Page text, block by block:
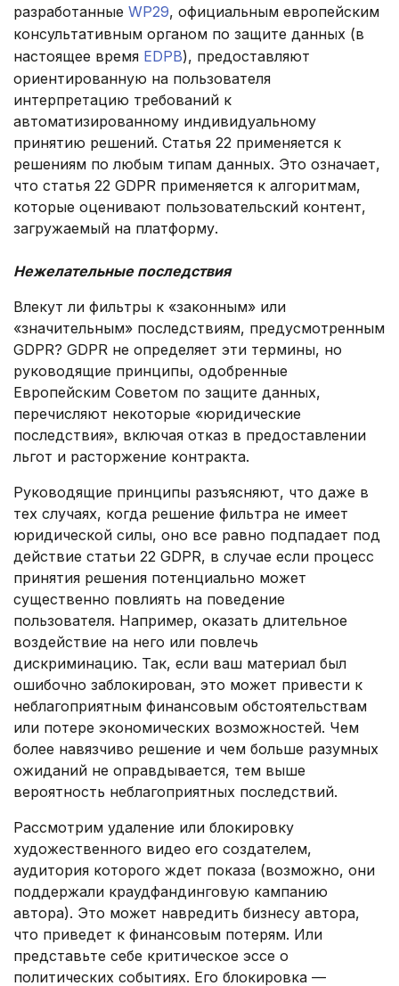
разработанные WP29, официальным европейским
консультативным органом по защите данных (в
настоящее время EDPB), предоставляют
ориентированную на пользователя
интерпретацию требований к
автоматизированному индивидуальному
принятию решений. Статья 22 применяется к
решениям по любым типам данных. Это означает,
что статья 22 GDPR применяется к алгоритмам,
которые оценивают пользовательский контент,
загружаемый на платформу.
Нежелательные последствия
Влекут ли фильтры к «законным» или
«значительным» последствиям, предусмотренным
GDPR? GDPR не определяет эти термины, но
руководящие принципы, одобренные
Европейским Советом по защите данных,
перечисляют некоторые «юридические
последствия», включая отказ в предоставлении
льгот и расторжение контракта.
Руководящие принципы разъясняют, что даже в
тех случаях, когда решение фильтра не имеет
юридической силы, оно все равно подпадает под
действие статьи 22 GDPR, в случае если процесс
принятия решения потенциально может
существенно повлиять на поведение
пользователя. Например, оказать длительное
воздействие на него или повлечь
дискриминацию. Так, если ваш материал был
ошибочно заблокирован, это может привести к
неблагоприятным финансовым обстоятельствам
или потере экономических возможностей. Чем
более навязчиво решение и чем больше разумных
ожиданий не оправдывается, тем выше
вероятность неблагоприятных последствий.
Рассмотрим удаление или блокировку
художественного видео его создателем,
аудитория которого ждет показа (возможно, они
поддержали краудфандинговую кампанию
автора). Это может навредить бизнесу автора,
что приведет к финансовым потерям. Или
представьте себе критическое эссе о
политических событиях. Его блокировка —